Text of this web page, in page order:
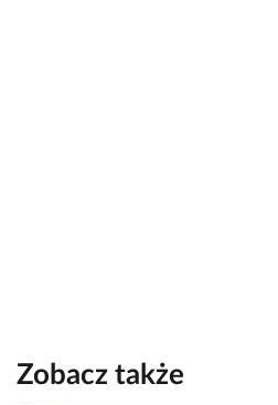
Zobacz także